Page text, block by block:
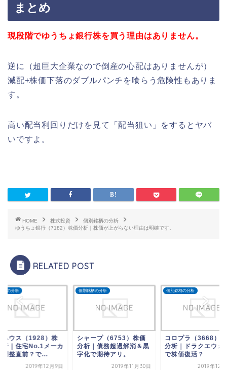
まとめ
現段階でゆうちょ銀行株を買う理由はありません。
逆に（超巨大企業なので倒産の心配はありませんが）
減配+株価下落のダブルパンチを喰らう危険性もありま
す。
高い配当利回りだけを見て「配当狙い」をするとヤバ
いですよ。
HOME 株式投資
個別銘柄の分析
ゆうちょ銀行（7182）株価分析｜株価が上がらない理由は明確です。
RELATED POST
柄の分析
ハウス（1928）株
析｜住宅No.1メーカ
調整直前？で...
2019年12月9日
個別銘柄の分析
シャープ（6753）株価
分析｜債務超過解消＆黒
字化で期待アリ。
2019年11月30日
個別銘柄の分析
コロプラ（3668）
分析｜ドラクエウォ
で株価復活？
2019年12